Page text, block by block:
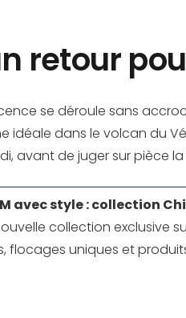
retour
se déroule sans
idéale dans le volcan du
avant de juger sur pièce
avec style : collection
collection exclusive
flocages uniques et